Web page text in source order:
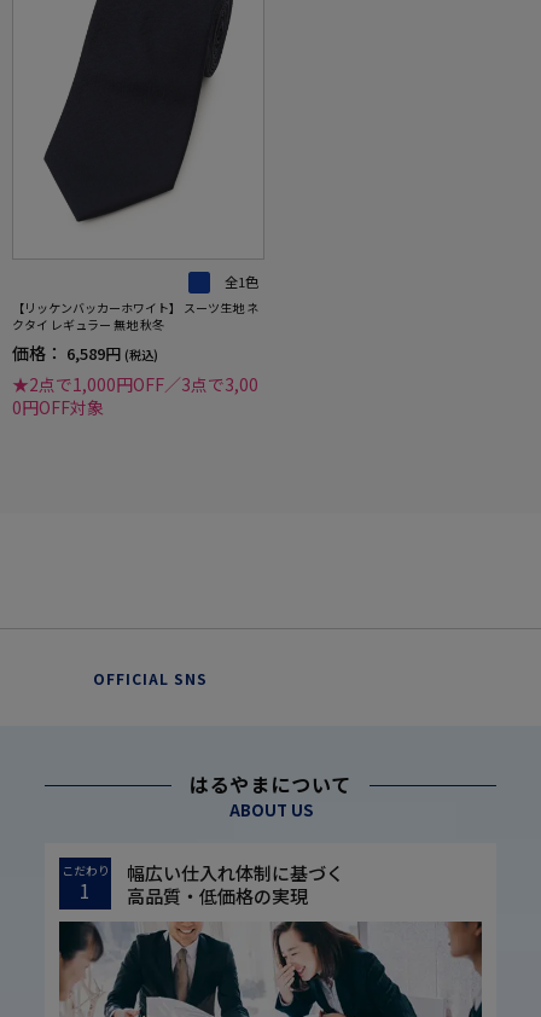
全1色
【リッケンバッカーホワイト】 スーツ生地 ネ
クタイ レギュラー 無地 秋冬
価格： 6,589円 (税込)
★2点で1,000円OFF／3点で3,00
0円OFF対象
OFFICIAL SNS
はるやまについて
ABOUT US
こだわり
1
幅広い仕入れ体制に基づく
高品質・低価格の実現